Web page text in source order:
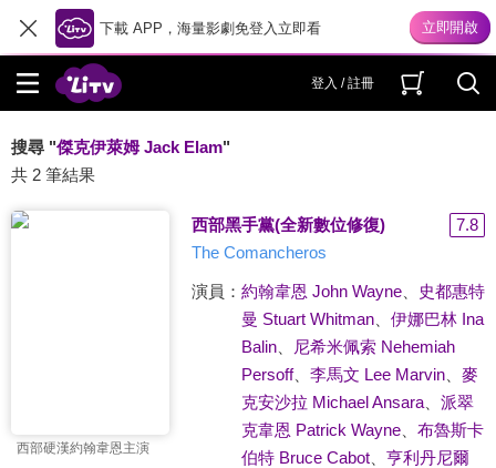
下載 APP，海量影劇免登入立即看
登入 / 註冊
搜尋 "傑克伊萊姆 Jack Elam"
共 2 筆結果
西部硬漢約翰韋恩主演
西部黑手黨(全新數位修復)
7.8
The Comancheros
演員： 約翰韋恩 John Wayne、
史都惠特
曼 Stuart Whitman、 伊娜巴林 Ina
Balin、
尼希米佩索 Nehemiah
Persoff、 李馬文 Lee Marvin、 麥
克安沙拉 Michael Ansara、 派翠
克韋恩 Patrick Wayne、 布魯斯卡
伯特 Bruce Cabot、 亨利丹尼爾